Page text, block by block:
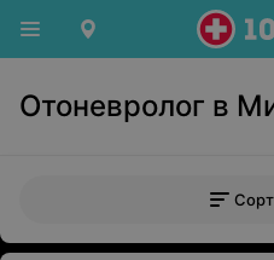
Отоневролог в